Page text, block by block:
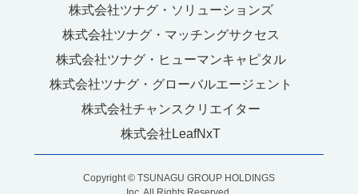
株式会社ツナグ・ソリューションズ
株式会社ツナグ・マッチングサクセス
株式会社ツナグ・ヒューマンキャピタル
株式会社ツナグ・グローバルエージェント
株式会社チャンスクリエイター
株式会社LeafNxT
Copyright © TSUNAGU GROUP HOLDINGS